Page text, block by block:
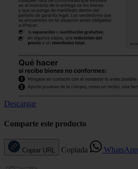
Descargar
Comparte este producto
Copiar URL Copiada WhatsApp